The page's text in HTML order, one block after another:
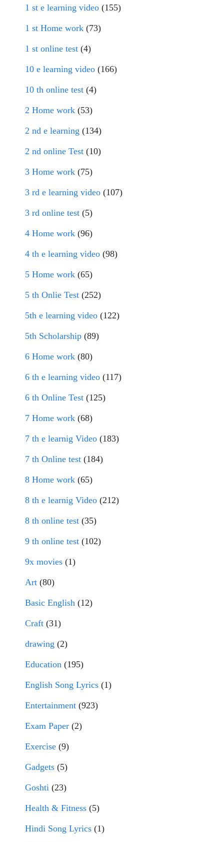
1 st e learning video (155)
1 st Home work (73)
1 st online test (4)
10 e learning video (166)
10 th online test (4)
2 Home work (53)
2 nd e learning (134)
2 nd online Test (10)
3 Home work (75)
3 rd e learning video (107)
3 rd online test (5)
4 Home work (96)
4 th e learning video (98)
5 Home work (65)
5 th Onlie Test (252)
5th e learning video (122)
5th Scholarship (89)
6 Home work (80)
6 th e learning video (117)
6 th Online Test (125)
7 Home work (68)
7 th e learnig Video (183)
7 th Online test (184)
8 Home work (65)
8 th e learnig Video (212)
8 th online test (35)
9 th online test (102)
9x movies (1)
Art (80)
Basic English (12)
Craft (31)
drawing (2)
Education (195)
English Song Lyrics (1)
Entertainment (923)
Exam Paper (2)
Exercise (9)
Gadgets (5)
Goshti (23)
Health & Fitness (5)
Hindi Song Lyrics (1)